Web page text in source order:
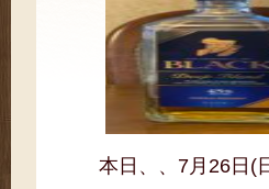
本日、、7月26日(